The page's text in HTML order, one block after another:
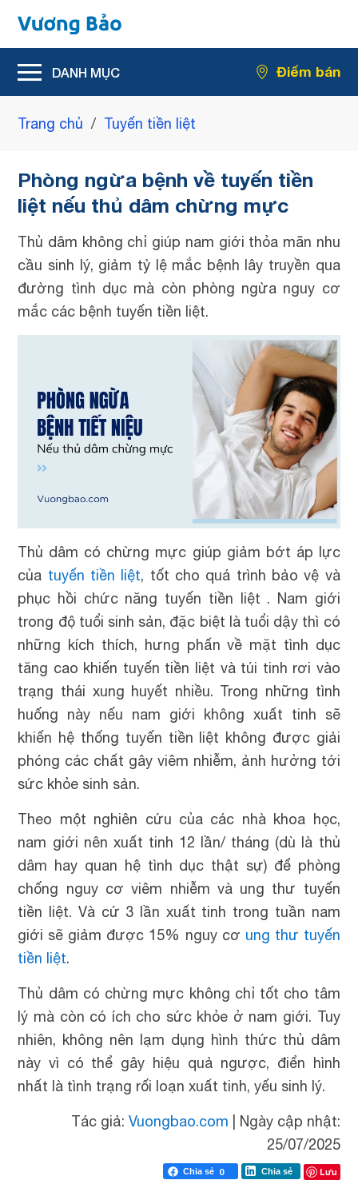
Hỗ trợ giảm rối loạn tiểu tiện
Hỗ trợ giảm kích thước u xơ tiền liệt tuyến
Điểm bán
Trang chủ / Tuyến tiền liệt
Phòng ngừa bệnh về tuyến tiền
liệt nếu thủ dâm chừng mực
Thủ dâm không chỉ giúp nam giới thỏa mãn nhu
cầu sinh lý, giảm tỷ lệ mắc bệnh lây truyền qua
đường tình dục mà còn phòng ngừa nguy cơ
mắc các bệnh tuyến tiền liệt.
Thủ dâm có chừng mực giúp giảm bớt áp lực
của tuyến tiền liệt, tốt cho quá trình bảo vệ và
phục hồi chức năng tuyến tiền liệt . Nam giới
trong độ tuổi sinh sản, đặc biệt là tuổi dậy thì có
những kích thích, hưng phấn về mặt tình dục
tăng cao khiến tuyến tiền liệt và túi tinh rơi vào
trạng thái xung huyết nhiều. Trong những tình
huống này nếu nam giới không xuất tinh sẽ
khiến hệ thống tuyến tiền liệt không được giải
phóng các chất gây viêm nhiễm, ảnh hưởng tới
sức khỏe sinh sản.
Theo một nghiên cứu của các nhà khoa học,
nam giới nên xuất tinh 12 lần/ tháng (dù là thủ
dâm hay quan hệ tình dục thật sự) để phòng
chống nguy cơ viêm nhiễm và ung thư tuyến
tiền liệt. Và cứ 3 lần xuất tinh trong tuần nam
giới sẽ giảm được 15% nguy cơ ung thư tuyến
tiền liệt.
Thủ dâm có chừng mực không chỉ tốt cho tâm
lý mà còn có ích cho sức khỏe ở nam giới. Tuy
nhiên, không nên lạm dụng hình thức thủ dâm
này vì có thể gây hiệu quả ngược, điển hình
nhất là tình trạng rối loạn xuất tinh, yếu sinh lý.
Tác giả: Vuongbao.com
Ngày cập nhật:
25/07/2025
Chia sẻ 0 Chia sẻ Lưu